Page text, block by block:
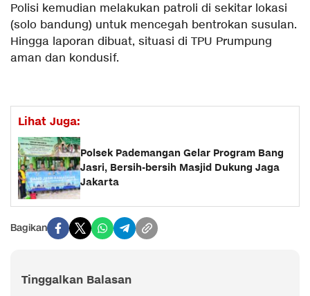
Polisi kemudian melakukan patroli di sekitar lokasi
(solo bandung) untuk mencegah bentrokan susulan.
Hingga laporan dibuat, situasi di TPU Prumpung
aman dan kondusif.
Lihat Juga:
Polsek Pademangan Gelar Program Bang
Jasri, Bersih-bersih Masjid Dukung Jaga
Jakarta
Bagikan
Tinggalkan Balasan